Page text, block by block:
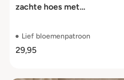
zachte hoes met
Lief bloemenpatroon
29,95